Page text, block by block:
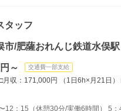
タッフ
市/肥薩おれんじ鉄道水俣駅
～ 交通費一部支給
月収：171,000円 （1日6h×月21日
12：15（休憩30分/実働6時間） 5